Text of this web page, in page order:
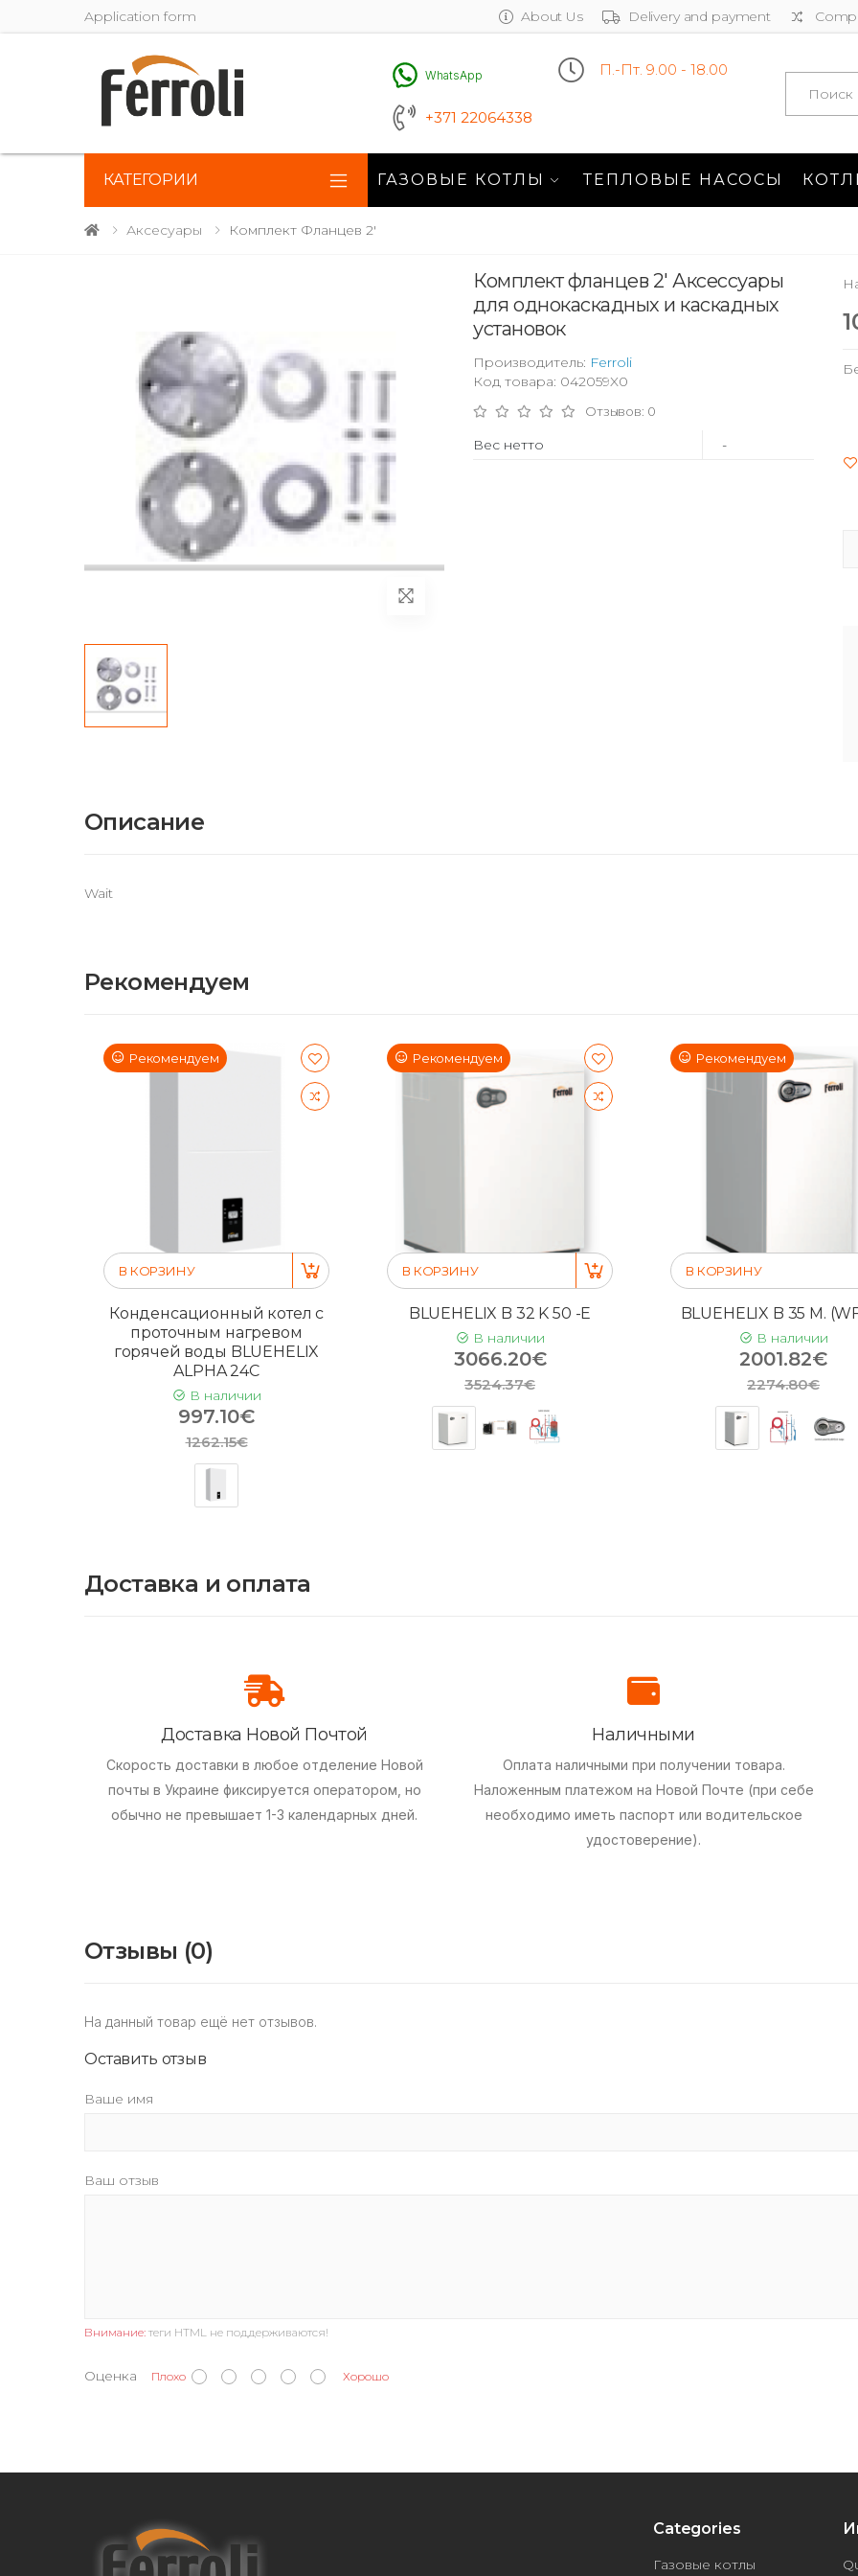
Application form About Us Delivery and payment
WhatsApp
+371 22064338
П.-Пт. 9.00 - 18.00 Search
КАТЕГОРИИ ГАЗОВЫЕ КОТЛЫ ТЕПЛОВЫЕ НАСОСЫ
Аксесуары Комплект Фланцев 2'
Комплект фланцев 2' Аксессуары
для однокаскадных и каскадных
установок
Производитель: Ferroli
Код товара: 042059X0
Отзывов: 0
Вес нетто -
Описание
Wait
Рекомендуем
Рекомендуем
В КОРЗИНУ
Конденсационный котел с
проточным нагревом
горячей воды BLUEHELIX
ALPHA 24C
В наличии
997.10€
1262.15€
Рекомендуем
В КОРЗИНУ
BLUEHELIX B 32 K 50 -E
В наличии
3066.20€
3524.37€
Рекомендуем
В КОРЗИНУ
BLUEHELIX B 35 M.
В наличии
2001.82€
2274.80€
Доставка и оплата
Доставка Новой Почтой
Скорость доставки в любое отделение Новой
почты в Украине фиксируется оператором, но
обычно не превышает 1-3 календарных дней.
Наличными
Оплата наличными при получении товара.
Наложенным платежом на Новой Почте (при себе
необходимо иметь паспорт или водительское
удостоверение).
Отзывы (0)
На данный товар ещё нет отзывов.
Оставить отзыв
Ваше имя
Ваш отзыв
Внимание: теги HTML не поддерживаются!
Оценка Плохо Хорошо
Categories
Газовые котлы